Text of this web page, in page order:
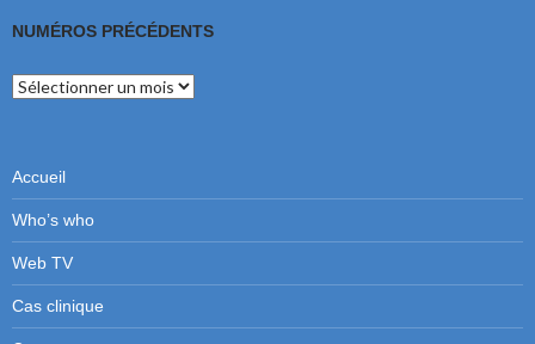
NUMÉROS PRÉCÉDENTS
Numéros
précédents
Accueil
Who’s who
Web TV
Cas clinique